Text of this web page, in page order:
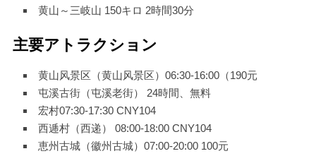
黄山～三岐山 150キロ 2時間30分
主要アトラクション
黄山风景区（黄山风景区） 06:30-16:00（190元
屯溪古街（屯溪老街） 24時間、無料
宏村07:30-17:30 CNY104
西逓村（西递） 08:00-18:00 CNY104
恵州古城（徽州古城） 07:00-20:00 100元